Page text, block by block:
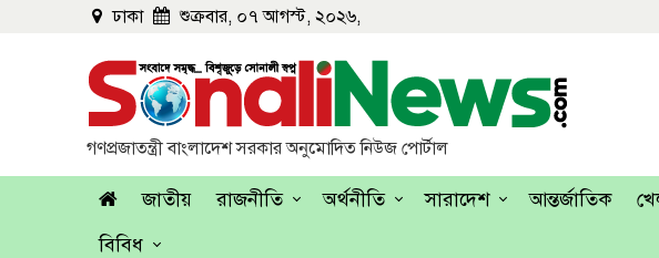
ঢাকা শুক্রবার, ০৭ আগস্ট, ২০২৬,
গণপ্রজাতন্ত্রী বাংলাদেশ সরকার অনুমোদিত নিউজ পোর্টাল
জাতীয় রাজনীতি অর্থনীতি সারাদেশ আন্তর্জাতিক
বিবিধ